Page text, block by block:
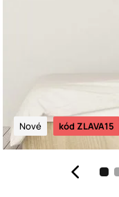
Nové kód ZLAVA15